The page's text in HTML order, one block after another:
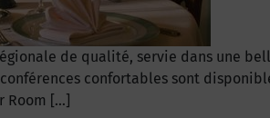
de qualité, servie dans une
confortables sont
Room […]